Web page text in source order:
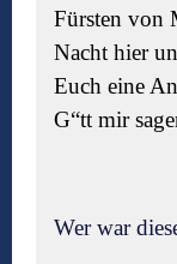
Fürsten von
Nacht hier
Euch eine
G“tt mir
Wer war